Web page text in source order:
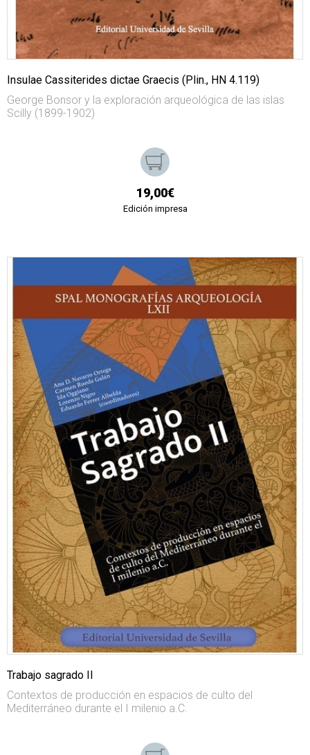
Insulae Cassiterides dictae Graecis (Plin., HN 4.119)
George Bonsor y la exploración arqueológica de las islas
Scilly (1899-1902)
19,00€
Edición impresa
Trabajo sagrado II
Contextos de producción en espacios de culto del
Mediterráneo durante el I milenio a.C.